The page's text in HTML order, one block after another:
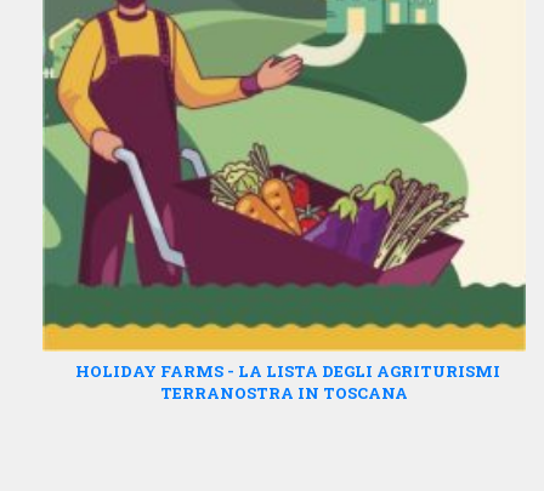
HOLIDAY FARMS - LA LISTA DEGLI AGRITURISMI
TERRANOSTRA IN TOSCANA